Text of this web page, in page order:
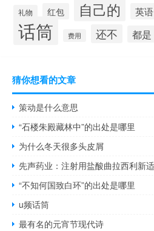
礼物 红包 自己的 英语
话筒 费用 还不 都是
猜你想看的文章
策动是什么意思
“石楼朱殿藏林中”的出处是哪里
为什么冬天很多头皮屑
“不知何国致白环”的出处是哪里
u频话筒
最有名的元宵节现代诗